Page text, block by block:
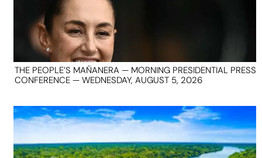
THE PEOPLE’S MAÑANERA — MORNING PRESIDENTIAL PRESS
CONFERENCE — WEDNESDAY, AUGUST 5, 2026